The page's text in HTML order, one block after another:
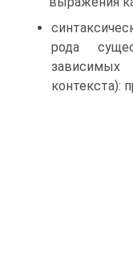
рода
контекста):